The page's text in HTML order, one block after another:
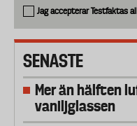
Jag accepterar Testfaktas
SENASTE
Mer än hälften
vaniljglassen